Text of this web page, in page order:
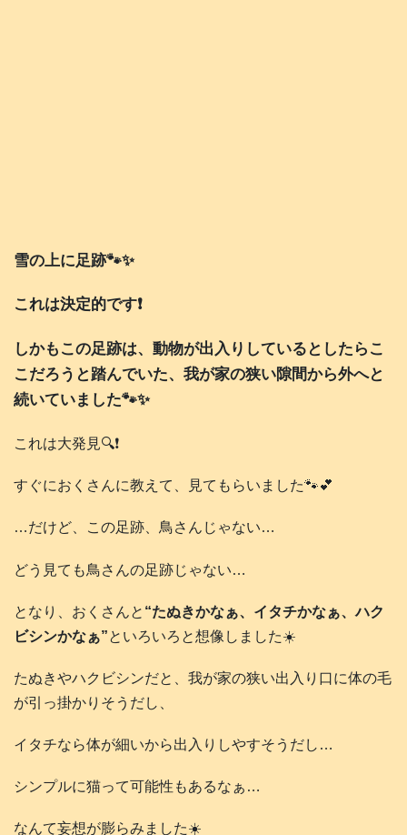
雪の上に足跡🐾✨
これは決定的です❗️
しかもこの足跡は、動物が出入りしているとしたらこ
こだろうと踏んでいた、我が家の狭い隙間から外へと
続いていました🐾✨
これは大発見🔍️❗️
すぐにおくさんに教えて、見てもらいました🐾💕
…だけど、この足跡、鳥さんじゃない…
どう見ても鳥さんの足跡じゃない…
となり、おくさんと “たぬきかなぁ、イタチかなぁ、ハク
ビシンかなぁ”といろいろと想像しました☀️
たぬきやハクビシンだと、我が家の狭い出入り口に体の毛
が引っ掛かりそうだし、
イタチなら体が細いから出入りしやすそうだし…
シンプルに猫って可能性もあるなぁ…
なんて妄想が膨らみました☀️